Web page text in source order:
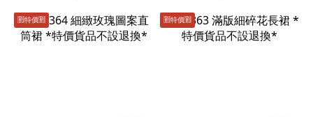
🈹️特價🈹️ 🈹️特價🈹️